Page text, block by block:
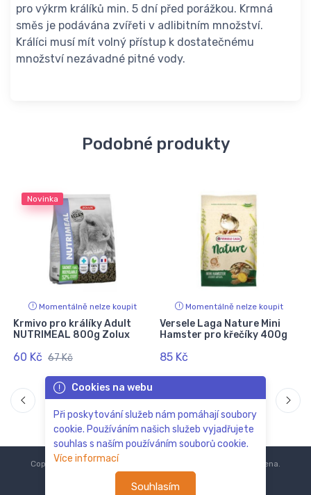
pro výkrm králíků min. 5 dní před porážkou. Krmná
směs je podávána zvířeti v adlibitním množství.
Králíci musí mít volný přístup k dostatečnému
množství nezávadné pitné vody.
Podobné produkty
Novinka
Momentálně nelze koupit
Krmivo pro králíky Adult
NUTRIMEAL 800g Zolux
60 Kč 67 Kč
Momentálně nelze koupit
Versele Laga Nature Mini
Hamster pro křečíky 400g
85 Kč
Cookies na webu
Při poskytování služeb nám pomáhají soubory
cookie. Používáním našich služeb vyjadřujete
souhlas s naším používáním souborů cookie.
Více informací
Souhlasím
Copyright © 2018-2024 Všechna práva vyhrazena.